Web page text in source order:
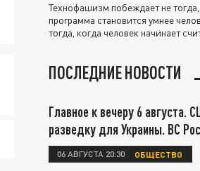
Технофашизм побеждает не
программа становится умнее
тогда, когда человек начинает
ПОСЛЕДНИЕ НОВОСТИ
Главное к вечеру 6 августа.
разведку для Украины. ВС
06 АВГУСТА 20:30 ОБЩЕСТВО